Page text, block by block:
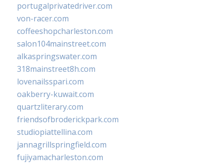
portugalprivatedriver.com
von-racer.com
coffeeshopcharleston.com
salon104mainstreet.com
alkaspringswater.com
318mainstreet8h.com
lovenailsspari.com
oakberry-kuwait.com
quartzliterary.com
friendsofbroderickpark.com
studiopiattellina.com
jannagrillspringfield.com
fujiyamacharleston.com